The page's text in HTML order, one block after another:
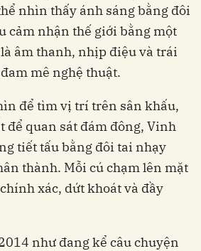
nhìn thấy ánh sáng bằng đôi
cảm nhận thế giới bằng một
âm thanh, nhịp điệu và trái
mê nghệ thuật.
để tìm vị trí trên sân khấu,
để quan sát đám đông, Vinh
tiết tấu bằng đôi tai nhạy
thành. Mỗi cú chạm lên mặt
xác, dứt khoát và đầy
như đang kể câu chuyện